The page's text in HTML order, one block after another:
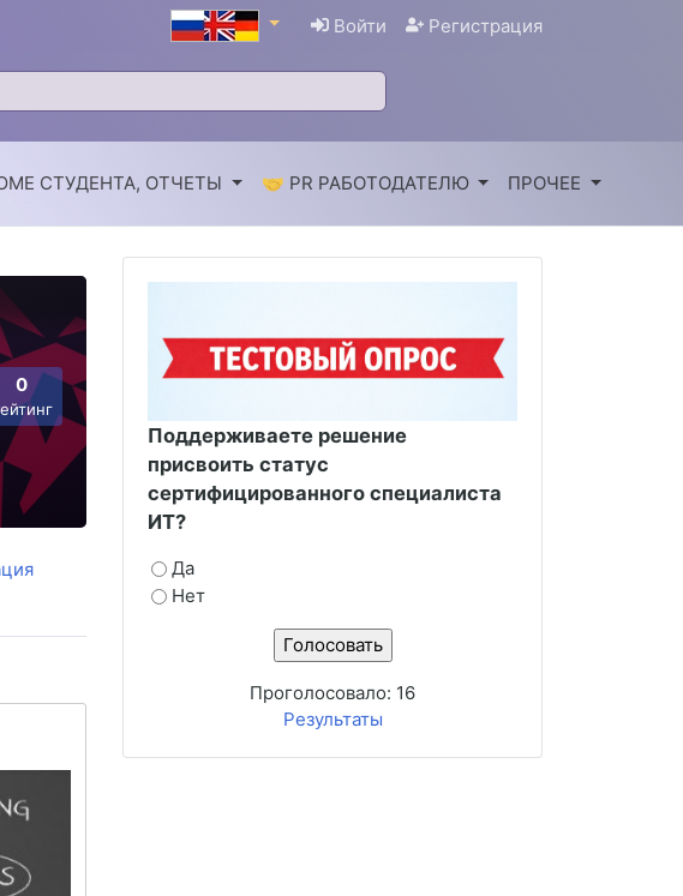
Войти Регистрация
СТУДЕНТА, ОТЧЕТЫ 🤝 PR РАБОТОДАТЕЛЮ ПРОЧЕЕ
0
Поддерживаете решение
присвоить статус
сертифицированного специалиста
ИТ?
Да
Нет
Проголосовало: 16
Результаты